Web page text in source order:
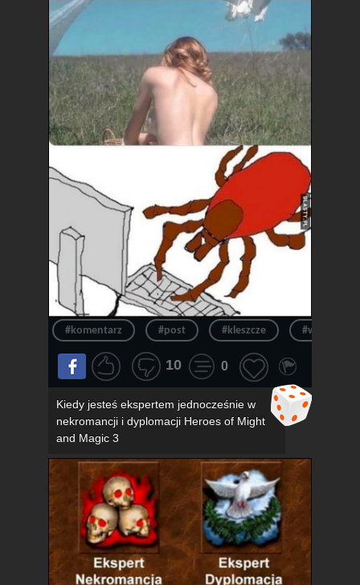
#komentarz #post #kleszcze #wpis
10 0
Kiedy jesteś ekspertem jednocześnie w
nekromancji i dyplomacji Heroes of Might
and Magic 3